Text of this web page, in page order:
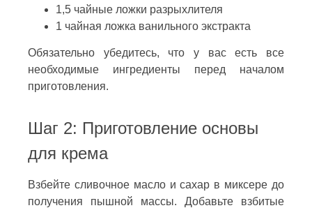
1,5 чайные ложки разрыхлителя
1 чайная ложка ванильного экстракта
Обязательно убедитесь, что у вас есть все
необходимые ингредиенты перед началом
приготовления.
Шаг 2: Приготовление основы
для крема
Взбейте сливочное масло и сахар в миксере до
получения пышной массы. Добавьте взбитые